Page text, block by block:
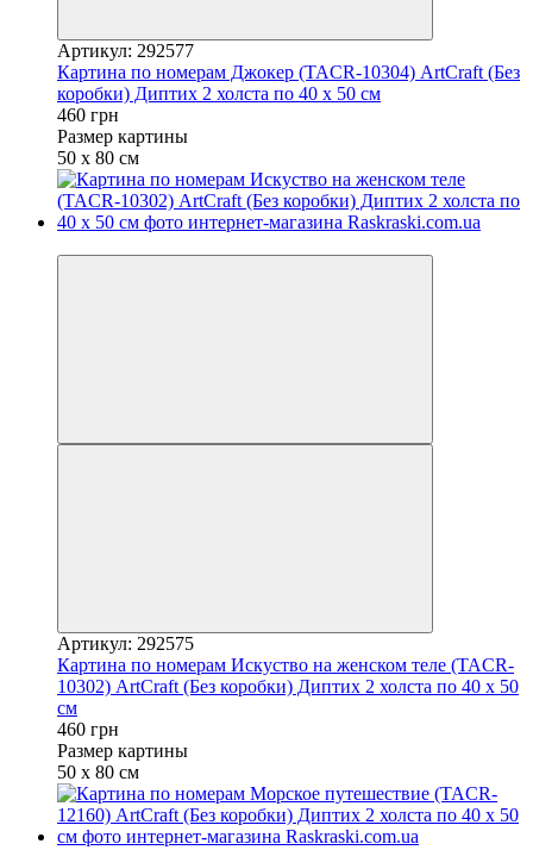
Артикул: 292577
Картина по номерам Джокер (TACR-10304) ArtCraft (Без
коробки) Диптих 2 холста по 40 х 50 см
460 грн
Размер картины
50 х 80 см
Артикул: 292575
Картина по номерам Искуство на женском теле (TACR-
10302) ArtCraft (Без коробки) Диптих 2 холста по 40 х 50
см
460 грн
Размер картины
50 х 80 см